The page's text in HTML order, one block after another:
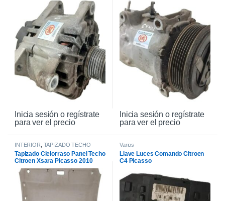
Inicia sesión o regístrate
para ver el precio
Inicia sesión o regístrate
para ver el precio
INTERIOR TAPIZADO TECHO
Tapizado Cielorraso Panel Techo
Citroen Xsara Picasso 2010
Varios
Llave Luces Comando Citroen
C4 Picasso